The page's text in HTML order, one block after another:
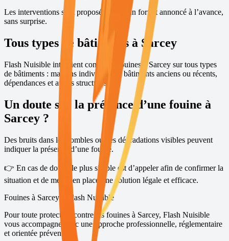
Les interventions sont proposées avec un forfait annoncé à l’avance,
sans surprise.
Tous types de bâtiments à Sarcey
Flash Nuisible intervient contre les fouines àSarcey sur tous types
de bâtiments : maisons individuelles, bâtiments anciens ou récents,
dépendances et autres structures.
Un doute sur la présence d’une fouine à
Sarcey ?
Des bruits dans les combles ou des dégradations visibles peuvent
indiquer la présence d’une fouine.
👉 En cas de doute, le plus simple est d’appeler afin de confirmer la
situation et de mettre en place une solution légale et efficace.
Fouines à Sarcey – Flash Nuisible
Pour toute protection contre les fouines à Sarcey, Flash Nuisible
vous accompagne avec une approche professionnelle, réglementaire
et orientée prévention.